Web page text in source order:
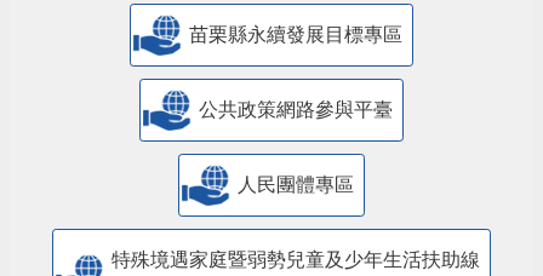
苗栗縣永續發展目標專區
公共政策網路參與平臺
人民團體專區
特殊境遇家庭暨弱勢兒童及少年生活扶助線